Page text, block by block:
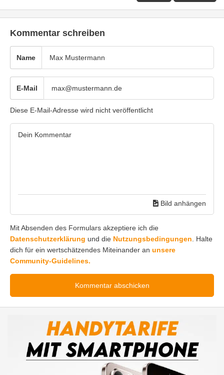
Kommentar schreiben
Name
E-Mail
Diese E-Mail-Adresse wird nicht veröffentlicht
Bild anhängen
Mit Absenden des Formulars akzeptiere ich die
Datenschutzerklärung und die Nutzungsbedingungen. Halte
dich für ein wertschätzendes Miteinander an unsere
Community-Guidelines.